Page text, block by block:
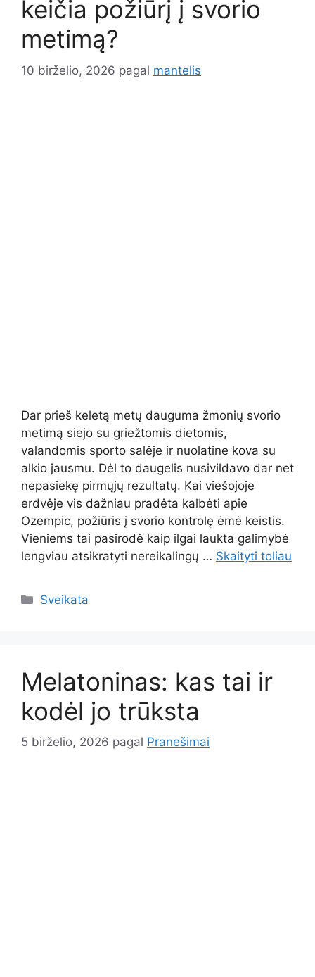
keičia požiūrį į svorio
metimą?
10 birželio, 2026 pagal mantelis
Dar prieš keletą metų dauguma žmonių svorio
metimą siejo su griežtomis dietomis,
valandomis sporto salėje ir nuolatine kova su
alkio jausmu. Dėl to daugelis nusivildavo dar net
nepasiekę pirmųjų rezultatų. Kai viešojoje
erdvėje vis dažniau pradėta kalbėti apie
Ozempic, požiūris į svorio kontrolę ėmė keistis.
Vieniems tai pasirodė kaip ilgai laukta galimybė
lengviau atsikratyti nereikalingų … Skaityti toliau
Kategorijos
Sveikata
Melatoninas: kas tai ir
kodėl jo trūksta
5 birželio, 2026 pagal Pranešimai